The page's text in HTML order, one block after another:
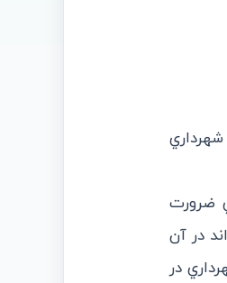
ضرورت
در آن
در